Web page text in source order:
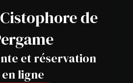
de
et réservation
en ligne